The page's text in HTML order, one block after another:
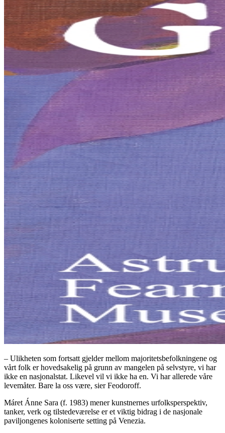
– Ulikheten som fortsatt gjelder mellom majoritetsbefolkningene og
vårt folk er hovedsakelig på grunn av mangelen på selvstyre, vi har
ikke en nasjonalstat. Likevel vil vi ikke ha en. Vi har allerede våre
levemåter. Bare la oss være, sier Feodoroff.
Máret Ánne Sara (f. 1983) mener kunstnernes urfolksperspektiv,
tanker, verk og tilstedeværelse er et viktig bidrag i de nasjonale
paviljongenes koloniserte setting på Venezia.